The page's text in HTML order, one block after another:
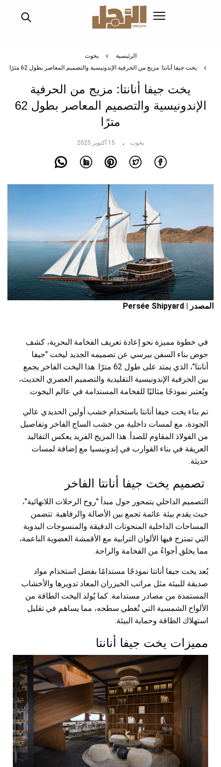
الرئيسية
يخوت
يخت جيفا أنانتا: مزيج من الحرفية الإندونيسية والتصميم المعاصر بطول 62 مترًا
يخت جيفا أنانتا: مزيج من الحرفية
الإندونيسية والتصميم المعاصر بطول 62
مترًا
يخوت 15 أكتوبر 2025
المصدر | Persée Shipyard
في خطوة مميزة نحو إعادة تعريف الفخامة البحرية، كشف
حوض بناء السفن بيرسي عن تصميمه الجديد ليخت "جيفا
أنانتا"، الذي يمتد على طول 62 مترًا. هذا اليخت الفاخر يجمع
بين الحرفية الإندونيسية التقليدية والتصميم العصري الحديث،
ويُعتبر نموذجًا مثاليًا للفخامة المستدامة في عالم اليخوت.
تم بناء يخت جيفا أنانتا باستخدام خشب أولين الحديدي عالي
الجودة، مع لمسات داخلية من خشب الساج الفاخر وتفاصيل
من الفولاذ المقاوم للصدأ. هذا المزيج الفريد يعكس التقاليد
العريقة في بناء القوارب في إندونيسيا مع إضافة لمسات
حديثة.
تصميم يخت جيفا أنانتا الفاخر
التصميم الداخلي يتمحور حول مبدأ "روح الرحلات اللانهائية"،
حيث يقدم بيئة عائمة تجمع بين الأصالة والرفاهية. تتضمن
المساحات الداخلية المنحوتات الدقيقة والمنسوجات اليدوية
التي تمتزج فيها الألوان الترابية مع الأقمشة العضوية الناعمة،
مما يخلق أجواءً من الفخامة والراحة.
يُعد يخت جيفا أنانتا نموذجًا مستدامًا بفضل استخدام مواد
صديقة للبيئة مثل مراتب الخيزران المعاد تدويرها والأخشاب
المستمدة من مصادر مستدامة. كما يُولد اليخت الطاقة من
الألواح الشمسية التي تُغطي سطحه، مما يساهم في تقليل
استهلاك الطاقة وحماية البيئة.
مميزات يخت جيفا أنانتا